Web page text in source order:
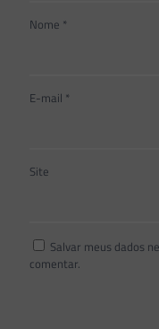
Nome *
E-mail *
Site
Salvar meus dados
comentar.